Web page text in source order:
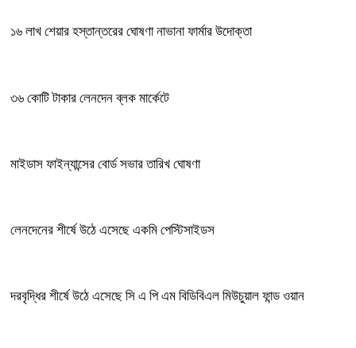
১৬ লাখ শেয়ার হস্তান্তরের ঘোষণা নাভানা ফার্মার উদোক্তা
৩৬ কোটি টাকার লেনদেন ব্লক মার্কেটে
মাইডাস ফাইন্যান্সের বোর্ড সভার তারিখ ঘোষণা
লেনদেনের শীর্ষে উঠে এসেছে একমি পেস্টিসাইডস
দরবৃদ্ধির শীর্ষে উঠে এসেছে সি এ পি এম বিডিবিএল মিউচুয়াল ফান্ড ওয়ান